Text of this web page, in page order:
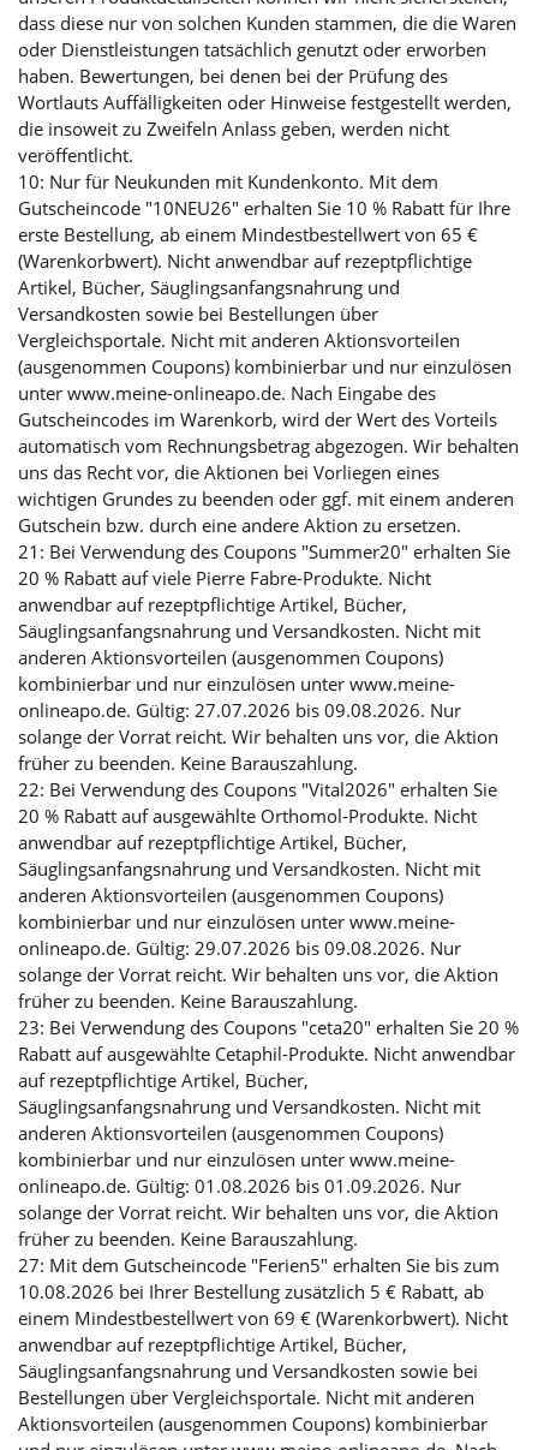
dass diese nur von solchen Kunden stammen, die die Waren
oder Dienstleistungen tatsächlich genutzt oder erworben
haben. Bewertungen, bei denen bei der Prüfung des
Wortlauts Auffälligkeiten oder Hinweise festgestellt werden,
die insoweit zu Zweifeln Anlass geben, werden nicht
veröffentlicht.
10: Nur für Neukunden mit Kundenkonto. Mit dem
Gutscheincode "10NEU26" erhalten Sie 10 % Rabatt für Ihre
erste Bestellung, ab einem Mindestbestellwert von 65 €
(Warenkorbwert). Nicht anwendbar auf rezeptpflichtige
Artikel, Bücher, Säuglingsanfangsnahrung und
Versandkosten sowie bei Bestellungen über
Vergleichsportale. Nicht mit anderen Aktionsvorteilen
(ausgenommen Coupons) kombinierbar und nur einzulösen
unter www.meine-onlineapo.de. Nach Eingabe des
Gutscheincodes im Warenkorb, wird der Wert des Vorteils
automatisch vom Rechnungsbetrag abgezogen. Wir behalten
uns das Recht vor, die Aktionen bei Vorliegen eines
wichtigen Grundes zu beenden oder ggf. mit einem anderen
Gutschein bzw. durch eine andere Aktion zu ersetzen.
21: Bei Verwendung des Coupons "Summer20" erhalten Sie
20 % Rabatt auf viele Pierre Fabre-Produkte. Nicht
anwendbar auf rezeptpflichtige Artikel, Bücher,
Säuglingsanfangsnahrung und Versandkosten. Nicht mit
anderen Aktionsvorteilen (ausgenommen Coupons)
kombinierbar und nur einzulösen unter www.meine-
onlineapo.de. Gültig: 27.07.2026 bis 09.08.2026. Nur
solange der Vorrat reicht. Wir behalten uns vor, die Aktion
früher zu beenden. Keine Barauszahlung.
22: Bei Verwendung des Coupons "Vital2026" erhalten Sie
20 % Rabatt auf ausgewählte Orthomol-Produkte. Nicht
anwendbar auf rezeptpflichtige Artikel, Bücher,
Säuglingsanfangsnahrung und Versandkosten. Nicht mit
anderen Aktionsvorteilen (ausgenommen Coupons)
kombinierbar und nur einzulösen unter www.meine-
onlineapo.de. Gültig: 29.07.2026 bis 09.08.2026. Nur
solange der Vorrat reicht. Wir behalten uns vor, die Aktion
früher zu beenden. Keine Barauszahlung.
23: Bei Verwendung des Coupons "ceta20" erhalten Sie 20 %
Rabatt auf ausgewählte Cetaphil-Produkte. Nicht anwendbar
auf rezeptpflichtige Artikel, Bücher,
Säuglingsanfangsnahrung und Versandkosten. Nicht mit
anderen Aktionsvorteilen (ausgenommen Coupons)
kombinierbar und nur einzulösen unter www.meine-
onlineapo.de. Gültig: 01.08.2026 bis 01.09.2026. Nur
solange der Vorrat reicht. Wir behalten uns vor, die Aktion
früher zu beenden. Keine Barauszahlung.
27: Mit dem Gutscheincode "Ferien5" erhalten Sie bis zum
10.08.2026 bei Ihrer Bestellung zusätzlich 5 € Rabatt, ab
einem Mindestbestellwert von 69 € (Warenkorbwert). Nicht
anwendbar auf rezeptpflichtige Artikel, Bücher,
Säuglingsanfangsnahrung und Versandkosten sowie bei
Bestellungen über Vergleichsportale. Nicht mit anderen
Aktionsvorteilen (ausgenommen Coupons) kombinierbar